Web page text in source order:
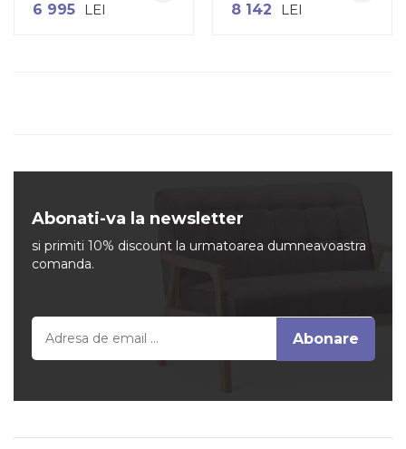
6 995 LEI 8 142 LEI
Abonati-va la newsletter
si primiti 10% discount la urmatoarea dumneavoastra
comanda.
Abonare